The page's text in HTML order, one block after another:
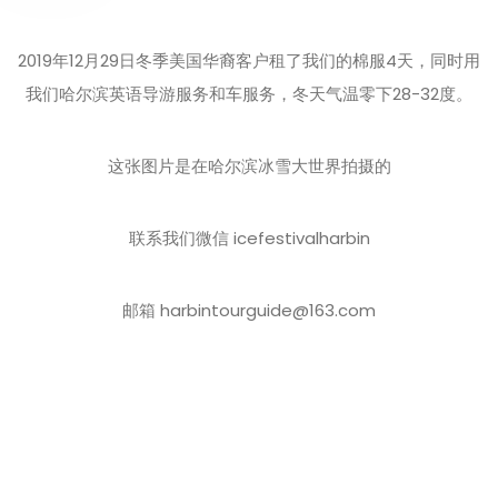
2019年12月29日冬季美国华裔客户租了我们的棉服4天，同时用
我们哈尔滨英语导游服务和车服务，冬天气温零下28-32度。
这张图片是在哈尔滨冰雪大世界拍摄的
联系我们微信 icefestivalharbin
邮箱 harbintourguide@163.com